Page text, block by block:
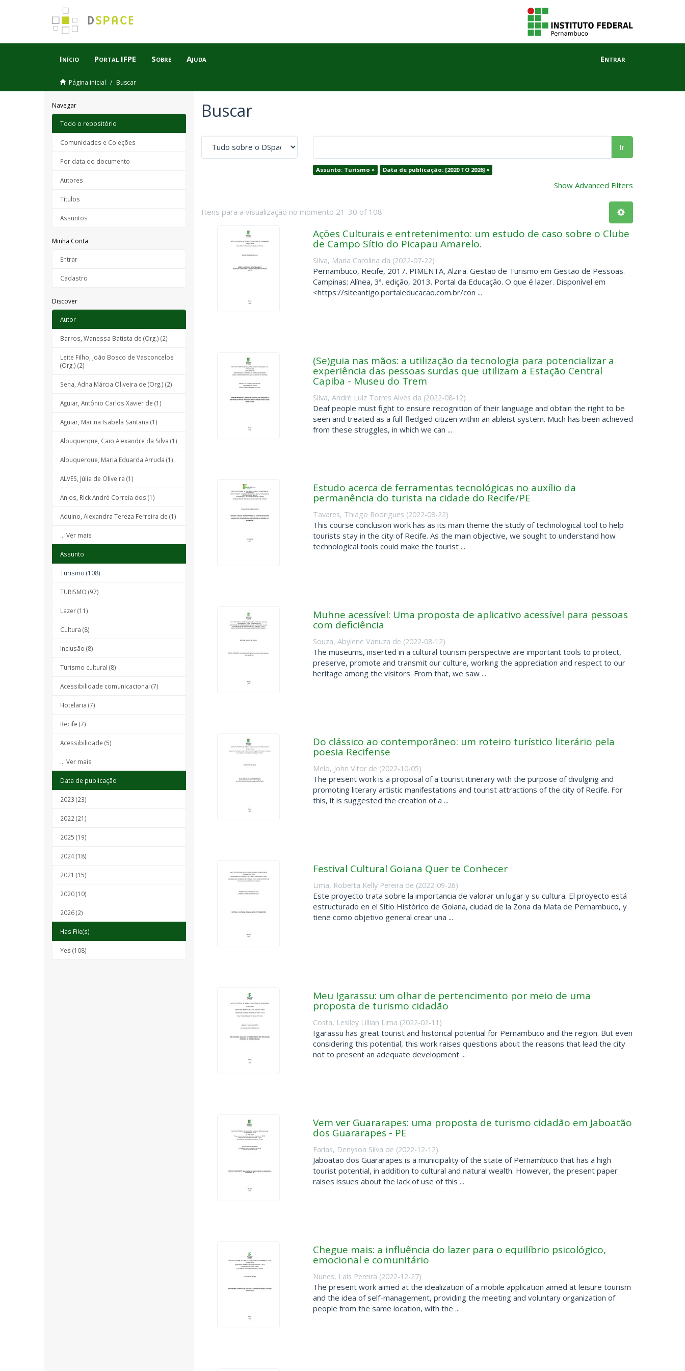
Início Portal IFPE Sobre Ajuda Entrar
Página inicial Buscar
Navegar
Todo o repositório
Comunidades e Coleções
Por data do documento
Autores
Títulos
Assuntos
Minha Conta
Entrar
Cadastro
Discover
Autor
Barros, Wanessa Batista de (Org.) (2)
Leite Filho, João Bosco de Vasconcelos
(Org.) (2)
Sena, Adna Márcia Oliveira de (Org.) (2)
Aguiar, Antônio Carlos Xavier de (1)
Aguiar, Marina Isabela Santana (1)
Albuquerque, Caio Alexandre da Silva (1)
Albuquerque, Maria Eduarda Arruda (1)
ALVES, Júlia de Oliveira (1)
Anjos, Rick André Correia dos (1)
Aquino, Alexandra Tereza Ferreira de (1)
... Ver mais
Assunto
Turismo (108)
TURISMO (97)
Lazer (11)
Cultura (8)
Inclusão (8)
Turismo cultural (8)
Acessibilidade comunicacional (7)
Hotelaria (7)
Recife (7)
Acessibilidade (5)
... Ver mais
Data de publicação
2023 (23)
2022 (21)
2025 (19)
2024 (18)
2021 (15)
2020 (10)
2026 (2)
Has File(s)
Yes (108)
Buscar
Ir
Assunto: Turismo × Data de publicação: [2020 TO 2026] ×
Show Advanced Filters
Itens para a visualização no momento 21-30 of 108
Ações Culturais e entretenimento: um estudo de caso sobre o Clube
de Campo Sítio do Picapau Amarelo.
Silva, Maria Carolina da (2022-07-22)
Pernambuco, Recife, 2017. PIMENTA, Alzira. Gestão de Turismo em Gestão de Pessoas.
Campinas: Alínea, 3ª. edição, 2013. Portal da Educação. O que é lazer. Disponível em
<https://siteantigo.portaleducacao.com.br/con ...
(Se)guia nas mãos: a utilização da tecnologia para potencializar a
experiência das pessoas surdas que utilizam a Estação Central
Capiba - Museu do Trem
Silva, André Luiz Torres Alves da (2022-08-12)
Deaf people must fight to ensure recognition of their language and obtain the right to be
seen and treated as a full-fledged citizen within an ableist system. Much has been achieved
from these struggles, in which we can ...
Estudo acerca de ferramentas tecnológicas no auxílio da
permanência do turista na cidade do Recife/PE
Tavares, Thiago Rodrigues (2022-08-22)
This course conclusion work has as its main theme the study of technological tool to help
tourists stay in the city of Recife. As the main objective, we sought to understand how
technological tools could make the tourist ...
Muhne acessível: Uma proposta de aplicativo acessível para pessoas
com deficiência
Souza, Abylene Vanuza de (2022-08-12)
The museums, inserted in a cultural tourism perspective are important tools to protect,
preserve, promote and transmit our culture, working the appreciation and respect to our
heritage among the visitors. From that, we saw ...
Do clássico ao contemporâneo: um roteiro turístico literário pela
poesia Recifense
Melo, John Vitor de (2022-10-05)
The present work is a proposal of a tourist itinerary with the purpose of divulging and
promoting literary artistic manifestations and tourist attractions of the city of Recife. For
this, it is suggested the creation of a ...
Festival Cultural Goiana Quer te Conhecer
Lima, Roberta Kelly Pereira de (2022-09-26)
Este proyecto trata sobre la importancia de valorar un lugar y su cultura. El proyecto está
estructurado en el Sitio Histórico de Goiana, ciudad de la Zona da Mata de Pernambuco, y
tiene como objetivo general crear una ...
Meu Igarassu: um olhar de pertencimento por meio de uma
proposta de turismo cidadão
Costa, Leslley Lillian Lima (2022-02-11 )
Igarassu has great tourist and historical potential for Pernambuco and the region. But even
considering this potential, this work raises questions about the reasons that lead the city
not to present an adequate development ...
Vem ver Guararapes: uma proposta de turismo cidadão em Jaboatão
dos Guararapes - PE
Farias, Denyson Silva de (2022-12-12)
Jaboatão dos Guararapes is a municipality of the state of Pernambuco that has a high
tourist potential, in addition to cultural and natural wealth. However, the present paper
raises issues about the lack of use of this ...
Chegue mais: a influência do lazer para o equilíbrio psicológico,
emocional e comunitário
Nunes, Laís Pereira (2022-12-27)
The present work aimed at the idealization of a mobile application aimed at leisure tourism
and the idea of self-management, providing the meeting and voluntary organization of
people from the same location, with the ...